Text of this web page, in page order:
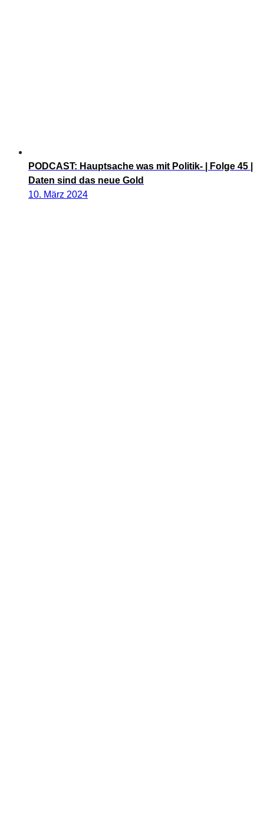
PODCAST: Hauptsache was mit Politik- | Folge 45 |
Daten sind das neue Gold
10. März 2024